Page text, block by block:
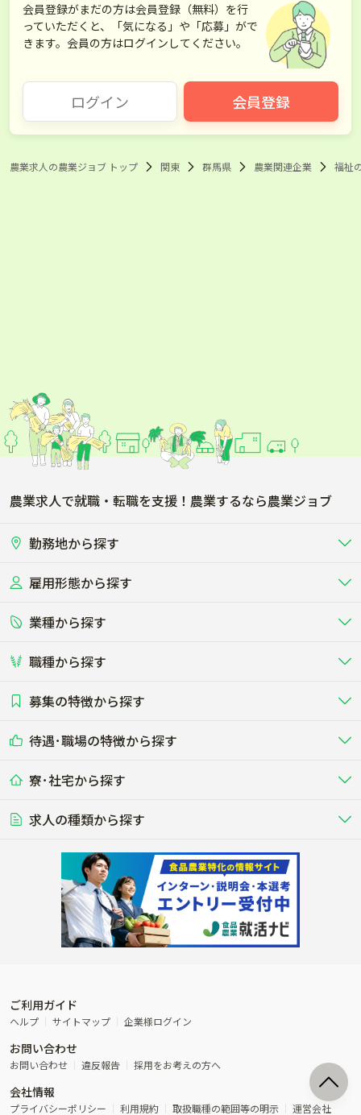
会員登録がまだの方は会員登録（無料）を行
っていただくと、「気になる」や「応募」がで
きます。会員の方はログインしてください。
ログイン 会員登録
農業求人の農業ジョブ トップ 関東 群馬県 農業関連企業 福祉
農業求人で就職・転職を支援！農業するなら農業ジョブ
勤務地から探す
北海道
関東
東海
雇用形態から探す
正社員 バイト・アルバイト・パート
短期アルバイト
その他（独立・副業など）
業種から探す
畜産（酪農･肉牛･養豚･養鶏など）
酪農
する牧場
養豚
る養豚場
レースで活躍する馬の手入れや子馬
その他畜産
その他動物の畜産業（羊、ウズラな
ど）
畑・圃場で野菜・穀物を生産 ビニールハウスで多様な野菜の生産
稲作
ビニールハウスで観賞用植物の栽
植物工場
環境制御された工場で野菜の生産管
理
農業資材･肥料
農場設備・肥料・飼料の生産・流
農業用の機械・機材の開発・販
流通･商社
農産物・農産品の物流・卸し・輸出
入
製造･加工･販売 福祉
その他農業関連企業
ネス
その他業種
木材の植林・伐採・加工、または
漁業･養殖
魚介類の採捕・養殖、または水産加
工場
職種から探す
農場･牧場･現場職
専門職（獣医師･人工授精師･
研究･開発 WEB･IT
その他職種
募集の特徴から探す
未経験歓迎
学歴不問
50代採用実績あり
AT免許OK
内定まで最短1週間 管理者･幹部採用
待遇･職場の特徴から探す
社会保険完備
食事補助あり
年間休日100日以上
経験者優遇 独立支援可能
寮･社宅から探す
単身寮あり
寮･社宅相談可
求人の種類から探す
転職おまかせ求人
ご利用ガイド
ヘルプ サイトマップ 企業様ログイン
お問い合わせ
お問い合わせ 違反報告 採用をお考えの方へ
会社情報
プライバシーポリシー 利用規約 取扱職種の範囲等の明示 運営会社